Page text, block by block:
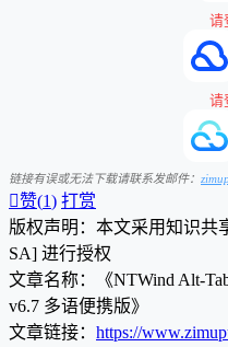
请
请
链接有误或无法下载请联系发邮件：
赞(1) 打赏
版权声明：本文采用知识共
SA] 进行授权
文章名称：《NTWind Alt-
v6.7 多语便携版》
文章链接： https://